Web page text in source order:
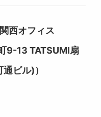
西オフィス
9-13 TATSUMI扇
ビル)）